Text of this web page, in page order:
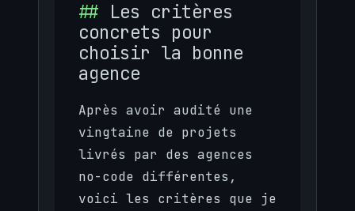
Les critères
concrets pour
choisir la bonne
agence
Après avoir audité une
vingtaine de projets
livrés par des agences
no-code différentes,
voici les critères que je